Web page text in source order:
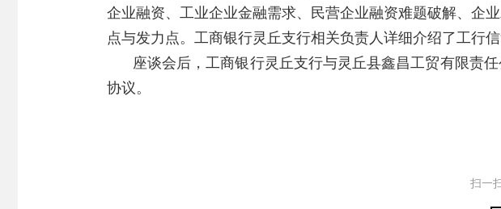
企业融资、工业企业金融需求、民营企业融资难题破解、企
点与发力点。工商银行灵丘支行相关负责人详细介绍了工行
座谈会后，工商银行灵丘支行与灵丘县鑫昌工贸有限责
协议。
扫一